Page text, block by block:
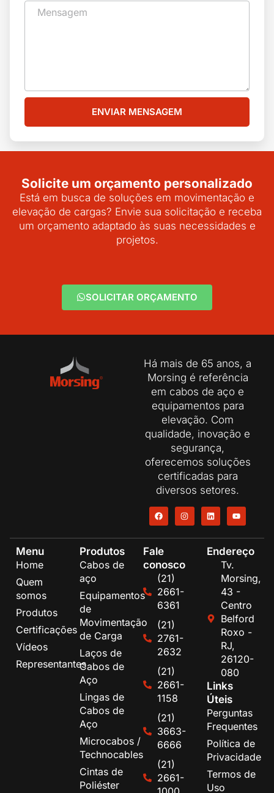
ENVIAR MENSAGEM
Solicite um orçamento personalizado
Está em busca de soluções em movimentação e
elevação de cargas? Envie sua solicitação e receba
um orçamento adaptado às suas necessidades e
projetos.
SOLICITAR ORÇAMENTO
Há mais de 65 anos, a
Morsing é referência
em cabos de aço e
equipamentos para
elevação. Com
qualidade, inovação e
segurança,
oferecemos soluções
certificadas para
diversos setores.
Menu
Home
Quem
somos
Produtos
Certificações
Vídeos
Representantes
Produtos
Cabos de
aço
Equipamentos
de
Movimentação
de Carga
Laços de
Cabos de
Aço
Lingas de
Cabos de
Aço
Microcabos /
Technocables
Cintas de
Poliéster
Fale
conosco
(21)
2661-
6361
(21)
2761-
2632
(21)
2661-
1158
(21)
3663-
6666
(21)
2661-
Endereço
Tv.
Morsing,
43 -
Centro
Belford
Roxo -
RJ,
26120-
080
Links
Úteis
Perguntas
Frequentes
Política de
Privacidade
Termos de
Uso